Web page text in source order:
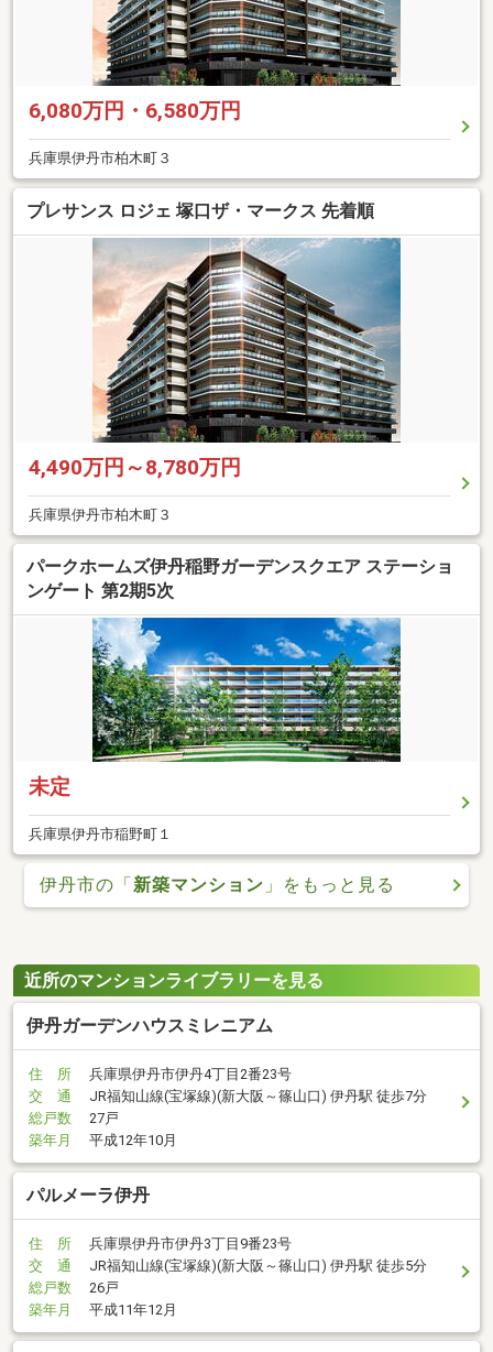
6,080万円・6,580万円
兵庫県伊丹市柏木町３
プレサンス ロジェ 塚口ザ・マークス 先着順
4,490万円～8,780万円
兵庫県伊丹市柏木町３
パークホームズ伊丹稲野ガーデンスクエア ステーショ
ンゲート 第2期5次
未定
兵庫県伊丹市稲野町１
伊丹市の「 新築マンション 」をもっと見る
近所のマンションライブラリーを見る
伊丹ガーデンハウスミレニアム
住 所
兵庫県伊丹市伊丹4丁目2番23号
交 通
JR福知山線(宝塚線)(新大阪～篠山口) 伊丹駅 徒歩7分
総戸数
27戸
築年月
平成12年10月
パルメーラ伊丹
住 所
兵庫県伊丹市伊丹3丁目9番23号
交 通
JR福知山線(宝塚線)(新大阪～篠山口) 伊丹駅 徒歩5分
総戸数
26戸
築年月
平成11年12月